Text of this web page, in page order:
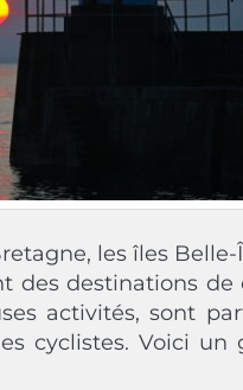
les îles Belle-
des destinations de
activités, sont
cyclistes. Voici un